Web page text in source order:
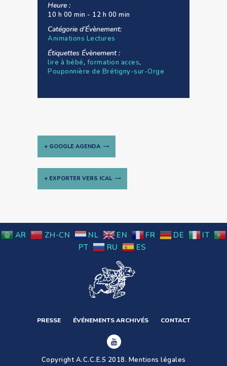
Heure :
10 h 00 min - 12 h 00 min
Catégorie d’Évènement:
Animations Lectures
Étiquettes Évènement :
lire à bébé, formation acces,
Pouponnière de Brétigny-sur-Orge
+ GOOGLE AGENDA
+ EXPORTER VERS ICAL
Évènement
AR ZH-CN NL EN FR DE
IT
PT
RU ES
PRESSE ÉVÉNEMENTS ARCHIVÉS CONTACT
Copyright A.C.C.E.S 2018. Mentions légales